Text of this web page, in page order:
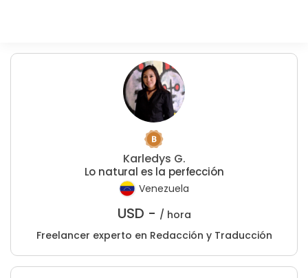
Karledys G.
Lo natural es la perfección
Venezuela
USD - / hora
Freelancer experto en Redacción y Traducción